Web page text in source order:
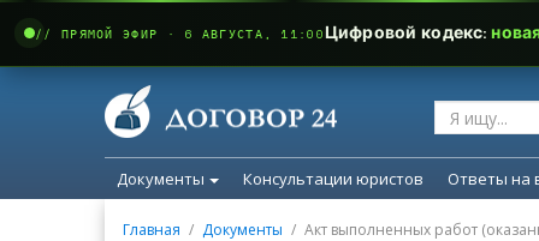
Документы Консультации юристов Ответы на
Главная Документы Акт выполненных работ
// ПРЯМОЙ ЭФИР · 6 АВГУСТА, 11:00Цифровой кодекс: